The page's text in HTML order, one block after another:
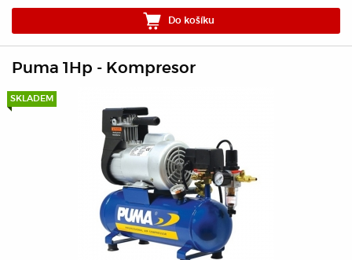
Do košíku
Puma 1Hp - Kompresor
SKLADEM